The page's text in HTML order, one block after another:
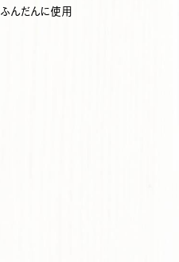
ふんだんに使用